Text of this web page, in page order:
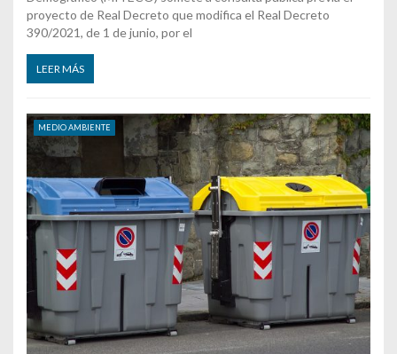
proyecto de Real Decreto que modifica el Real Decreto
390/2021, de 1 de junio, por el
LEER MÁS
MEDIO AMBIENTE